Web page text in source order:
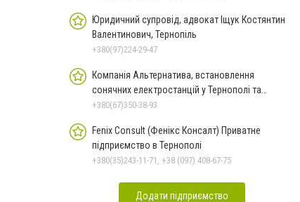
Юридичний супровід, адвокат Іщук Костянтин
Валентинович, Тернопіль
+380(97)224-29-47
Компанія Альтернатива, встановлення
сонячних електростанцій у Тернополі та
області
+380(67)350-38-93
Fenix Consult (Фенікс Консалт) Приватне
підприємство в Тернополі
+380(35)243-11-71, +38 (097) 408-67-75
Додати підприємство